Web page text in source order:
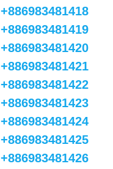
+886983481418
+886983481419
+886983481420
+886983481421
+886983481422
+886983481423
+886983481424
+886983481425
+886983481426